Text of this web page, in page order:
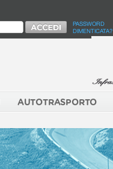
PASSWORD
DIMENTICATA?
AUTOTRASPORTO